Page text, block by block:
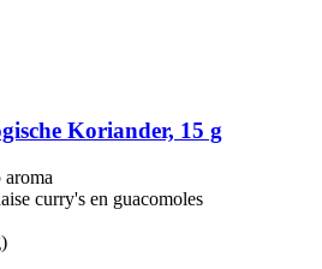
Koriander, 15 g
aroma
curry's en guacomoles